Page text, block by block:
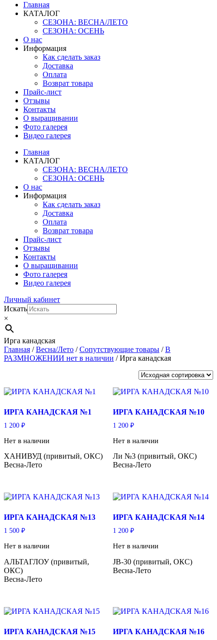
Главная
КАТАЛОГ
СЕЗОНА: ВЕСНА/ЛЕТО
СЕЗОНА: ОСЕНЬ
О нас
Информация
Как сделать заказ
Доставка
Оплата
Возврат товара
Прайс-лист
Отзывы
Контакты
О выращивании
Фото галерея
Видео галерея
Главная
КАТАЛОГ
СЕЗОНА: ВЕСНА/ЛЕТО
СЕЗОНА: ОСЕНЬ
О нас
Информация
Как сделать заказ
Доставка
Оплата
Возврат товара
Прайс-лист
Отзывы
Контакты
О выращивании
Фото галерея
Видео галерея
Личный кабинет
Искать
×
Ирга канадская
Главная /Весна/Лето /Сопутствующие товары /В
РАЗМНОЖЕНИИ нет в наличии / Ирга канадская
ИРГА КАНАДСКАЯ №1
1 200 ₽
Нет в наличии
ХАНИВУД (привитый, ОКС)
Весна-Лето
ИРГА КАНАДСКАЯ №10
1 200 ₽
Нет в наличии
Ли №3 (привитый, ОКС)
Весна-Лето
ИРГА КАНАДСКАЯ №13
1 500 ₽
Нет в наличии
АЛЬТАГЛОУ (привитый,
ОКС)
Весна-Лето
ИРГА КАНАДСКАЯ №14
1 200 ₽
Нет в наличии
JB-30 (привитый, ОКС)
Весна-Лето
ИРГА КАНАДСКАЯ №15 ИРГА КАНАДСКАЯ №16